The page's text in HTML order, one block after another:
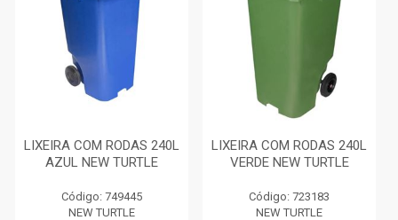
LIXEIRA COM RODAS 240L
AZUL NEW TURTLE
Código: 749445
NEW TURTLE
LIXEIRA COM RODAS 240L
VERDE NEW TURTLE
Código: 723183
NEW TURTLE